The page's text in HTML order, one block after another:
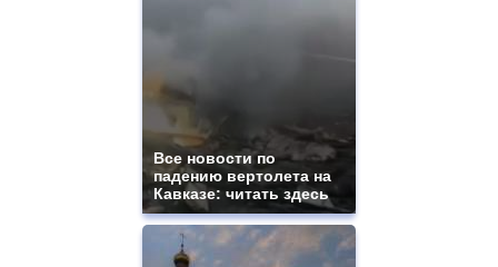
Все новости по
падению вертолета на
Кавказе: читать здесь